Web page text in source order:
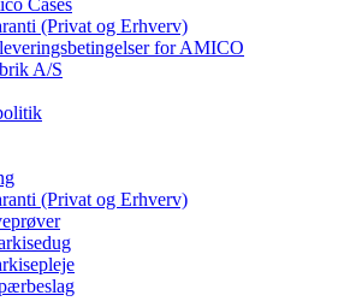
Cases
(Privat og Erhverv)
for AMICO
A/S
(Privat og Erhverv)